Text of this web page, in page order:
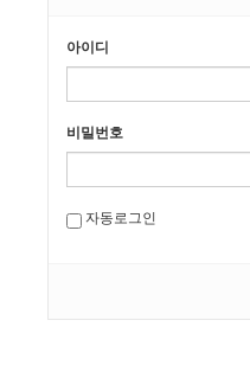
아이디
비밀번호
자동로그인